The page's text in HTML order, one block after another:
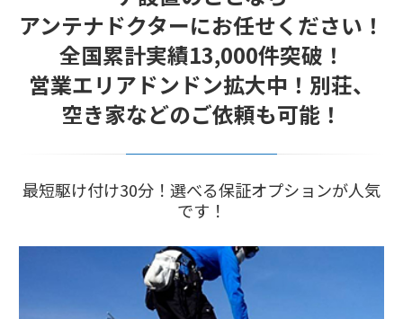
2024/12/28
年末年始休業のお知らせ
アンテナドクターにお任せください！
全国累計実績13,000件突破！
営業エリアドンドン拡大中！別荘、
空き家などのご依頼も可能！
最短駆け付け30分！選べる保証オプションが人気
です！